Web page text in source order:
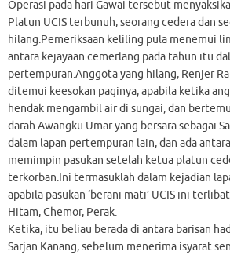
Operasi pada hari Gawai tersebut
Platun UCIS terbunuh, seorang cedera dan
hilang.Pemeriksaan keliling pula menemui
antara kejayaan cemerlang pada tahun itu
pertempuran.Anggota yang hilang, Renjer
ditemui keesokan paginya, apabila ketika
hendak mengambil air di sungai, dan
darah.Awangku Umar yang bersara sebagai
dalam lapan pertempuran lain, dan ada
memimpin pasukan setelah ketua platun
terkorban.Ini termasuklah dalam kejadian
apabila pasukan ‘berani mati’ UCIS ini
Hitam, Chemor, Perak.
Ketika, itu beliau berada di antara barisan
Sarjan Kanang, sebelum menerima isyarat